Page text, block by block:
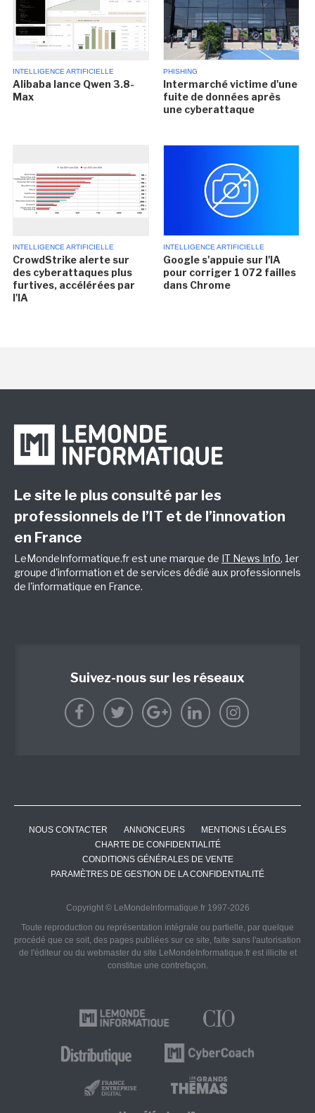
INTELLIGENCE ARTIFICIELLE
Alibaba lance Qwen 3.8-
Max
PHISHING
Intermarché victime d'une
fuite de données après
une cyberattaque
INTELLIGENCE ARTIFICIELLE
CrowdStrike alerte sur
des cyberattaques plus
furtives, accélérées par
l'IA
INTELLIGENCE ARTIFICIELLE
Google s'appuie sur l'IA
pour corriger 1 072 failles
dans Chrome
Le site le plus consulté par les
professionnels de l’IT et de l’innovation
en France
LeMondeInformatique.fr est une marque de IT News Info, 1er
groupe d'information et de services dédié aux professionnels
de l'informatique en France.
Suivez-nous sur les réseaux
NOUS CONTACTER ANNONCEURS
MENTIONS LÉGALES
CHARTE DE CONFIDENTIALITÉ
CONDITIONS GÉNÉRALES DE VENTE
PARAMÈTRES DE GESTION DE LA CONFIDENTIALITÉ
Copyright © LeMondeInformatique.fr 1997-2026
Toute reproduction ou représentation intégrale ou partielle, par quelque
procédé que ce soit, des pages publiées sur ce site, faite sans l'autorisation
de l'éditeur ou du webmaster du site LeMondeInformatique.fr est illicite et
constitue une contrefaçon.